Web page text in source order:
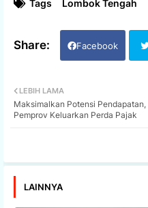
Tags Lombok Tengah
Facebook
tter
LEBIH LAMA
Maksimalkan Potensi Pendapatan,
Pemprov Keluarkan Perda Pajak
LAINNYA